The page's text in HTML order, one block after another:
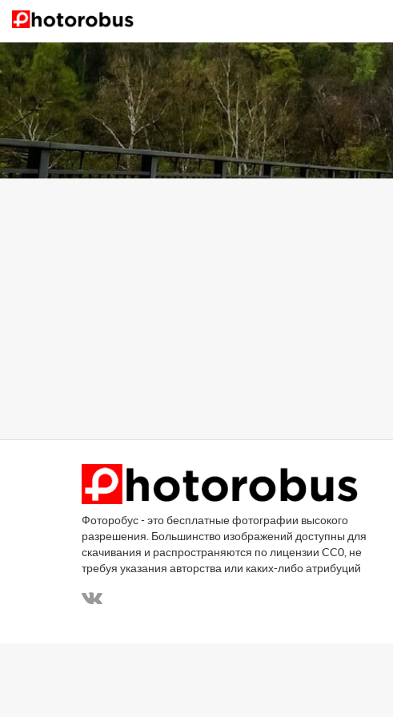
Фоторобус - это бесплатные фотографии высокого
разрешения. Большинство изображений доступны для
скачивания и распространяются по лицензии CC0, не
требуя указания авторства или каких-либо атрибуций